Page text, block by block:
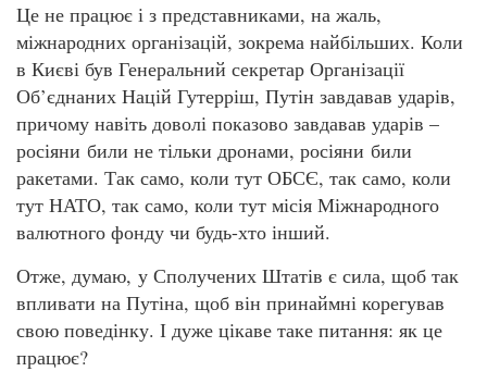
Це не працює і з представниками, на жаль,
міжнародних організацій, зокрема найбільших. Коли
в Києві був Генеральний секретар Організації
Об’єднаних Націй Гутерріш, Путін завдавав ударів,
причому навіть доволі показово завдавав ударів –
росіяни били не тільки дронами, росіяни били
ракетами. Так само, коли тут ОБСЄ, так само, коли
тут НАТО, так само, коли тут місія Міжнародного
валютного фонду чи будь-хто інший.
Отже, думаю, у Сполучених Штатів є сила, щоб так
впливати на Путіна, щоб він принаймні корегував
свою поведінку. І дуже цікаве таке питання: як це
працює?